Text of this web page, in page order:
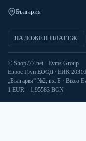
България
НАЛОЖЕН ПЛАТЕЖ
© Shop777.net · Evros Group
Еврос Груп ЕООД · ЕИК
„България“ №2, вх. Б · Bizco
1 EUR = 1,95583 BGN